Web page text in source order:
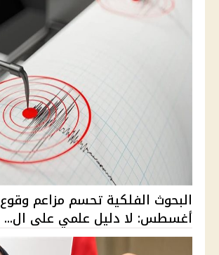
أغسطس: لا دليل علمي على ال...